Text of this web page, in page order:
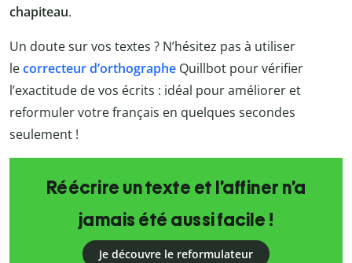
chapiteau.
Un doute sur vos textes ? N’hésitez pas à utiliser
lecorrecteur d’orthographe Quillbot pour vérifier
l’exactitude de vos écrits : idéal pour améliorer et
reformuler votre français en quelques secondes
seulement !
Réécrire un texte et l’affiner n’a
jamais été aussi facile !
Je découvre le reformulateur